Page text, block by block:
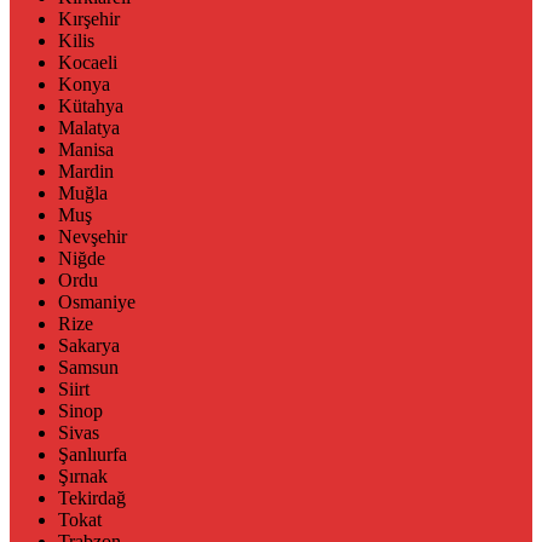
Kırşehir
Kilis
Kocaeli
Konya
Kütahya
Malatya
Manisa
Mardin
Muğla
Muş
Nevşehir
Niğde
Ordu
Osmaniye
Rize
Sakarya
Samsun
Siirt
Sinop
Sivas
Şanlıurfa
Şırnak
Tekirdağ
Tokat